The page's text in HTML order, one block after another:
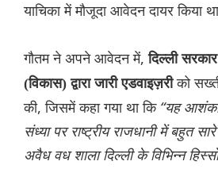
याचिका में मौजूदा आवेदन दायर किया
गौतम ने अपने आवेदन में,दिल्ली
(विकास) द्वारा जारी एडवाइज़रीको
की, जिसमें कहा गया था कि “यह आशंका
संध्या पर राष्ट्रीय राजधानी में बहुत
अवैध वध शाला दिल्ली के विभिन्न